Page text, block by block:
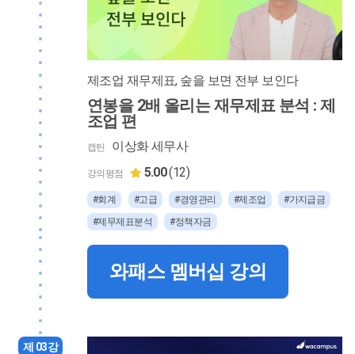
제조업 재무제표, 숲을 보면 전부 보인다
연봉을 2배 올리는 재무제표 분석 : 제
조업 편
캡틴 이상화 세무사
강의평점 5.00(12)
#회계 #고급 #경영관리 #제조업
#가지급금
#제무제표분석
#정책자금
와패스 멤버십 강의
제 03강